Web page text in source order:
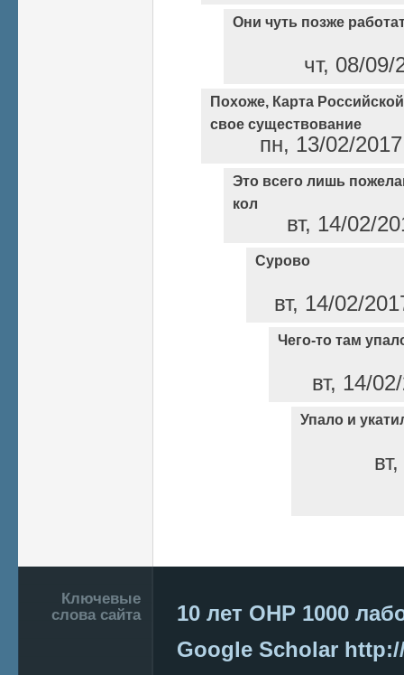
Они чуть позже
чт, 08/
Похоже, Карта
свое существование
пн, 13/02/
Это всего лишь
кол
вт, 14/02/
Cурово
вт, 14/02/
Чего-то там
вт, 14/
Упало и
Подвал
Ключевые
слова сайта
10 лет ОНР 1000
Google Scholar